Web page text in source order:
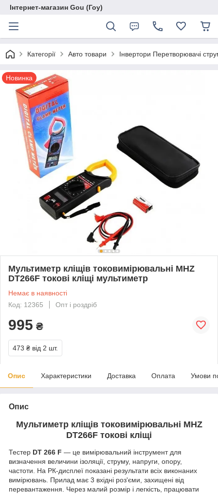
Інтернет-магазин Gou (Гоу)
Категорії Авто товари Інвертори Перетворювачі
Новинка
Мультиметр кліщів токовимірювальні MHZ
DT266F токові кліщі мультиметр
Немає в наявності
Код: 12365
Опт і роздріб
995 ₴
473 ₴ від 2 шт.
Опис Характеристики Доставка Оплата Умови
Опис
Мультиметр кліщів токовимірювальні MHZ
DT266F токові кліщі
Тестер DT 266 F — це вимірювальний інструмент для
визначення величини ізоляції, струму, напруги, опору,
частоти. На РК-дисплеї показані результати всіх виконаних
вимірювань. Прилад має 3 вхідні роз'єми, захищені від
перевантаження. Через малий розмір і легкість, працювати